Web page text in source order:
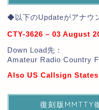
◆以下のUpdateがアナウ
CTY-3626 – 03 August
Down Load先：
Amateur Radio Country
Also US Callsign
復刻版MMTTY